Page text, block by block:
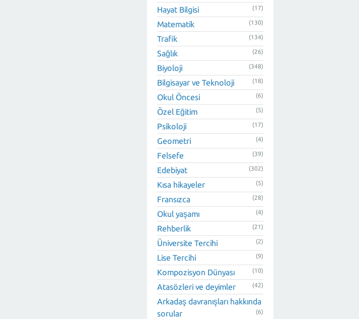
Hayat Bilgisi (17)
Matematik (130)
Trafik (134)
Sağlık (26)
Biyoloji (348)
Bilgisayar ve Teknoloji (18)
Okul Öncesi (6)
Özel Eğitim (5)
Psikoloji (17)
Geometri (4)
Felsefe (39)
Edebiyat (302)
Kısa hikayeler (5)
Fransızca (28)
Okul yaşamı (4)
Rehberlik (21)
Üniversite Tercihi (2)
Lise Tercihi (9)
Kompozisyon Dünyası (10)
Atasözleri ve deyimler (42)
Arkadaş davranışları hakkında
sorular
(6)